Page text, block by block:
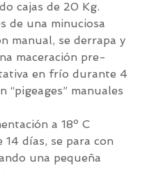
cajas de 20 Kg.
de una minuciosa
manual, se derrapa y
maceración pre-
en frío durante 4
“pigeages” manuales
a 18º C
14 días, se para con
una pequeña